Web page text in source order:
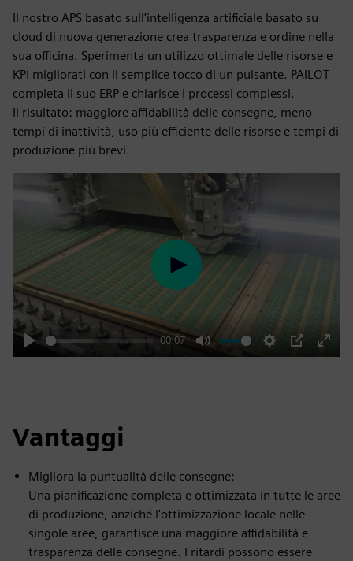
Il nostro APS basato sull'intelligenza artificiale basato su
cloud di nuova generazione crea trasparenza e ordine nella
sua officina. Sperimenta un utilizzo ottimale delle risorse e
KPI migliorati con il semplice tocco di un pulsante. PAILOT
completa il suo ERP e chiarisce i processi complessi.
Il risultato: maggiore affidabilità delle consegne, meno
tempi di inattività, uso più efficiente delle risorse e tempi di
produzione più brevi.
Play
00:07
Mute Settings
PIP
Enter
Play
Vantaggi
Migliora la puntualità delle consegne:
Una pianificazione completa e ottimizzata in tutte le aree
di produzione, anziché l'ottimizzazione locale nelle
singole aree, garantisce una maggiore affidabilità e
trasparenza delle consegne. I ritardi possono essere